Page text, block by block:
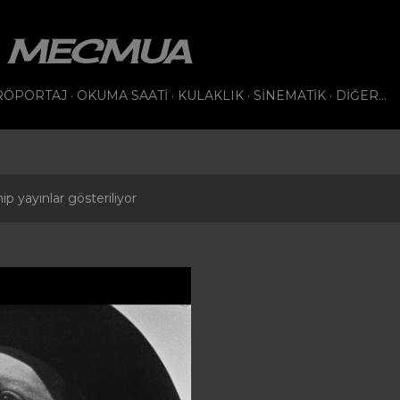
MECMUA
OKUMA SAATI KULAKLIK SINEMATIK DIĞER…
yayınlar gösteriliyor